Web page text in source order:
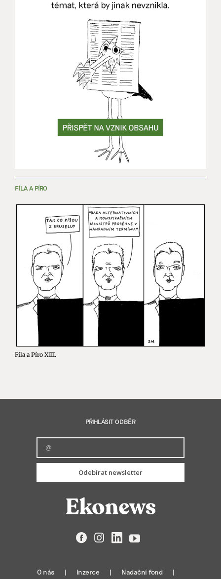
FÍLA A PÍRO
Fíla a Píro XIII.
PŘIHLÁSIT ODBĚR
Odebírat newsletter
FacebookInstagramLinkedIn
YouTube
O nás Inzerce Nadační fond